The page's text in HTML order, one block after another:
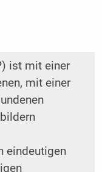
ist mit einer
mit einer
eindeutigen